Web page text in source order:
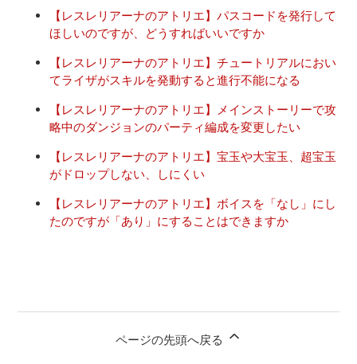
【レスレリアーナのアトリエ】パスコードを発行して
ほしいのですが、どうすればいいですか
【レスレリアーナのアトリエ】チュートリアルにおい
てライザがスキルを発動すると進行不能になる
【レスレリアーナのアトリエ】メインストーリーで攻
略中のダンジョンのパーティ編成を変更したい
【レスレリアーナのアトリエ】宝玉や大宝玉、超宝玉
がドロップしない、しにくい
【レスレリアーナのアトリエ】ボイスを「なし」にし
たのですが「あり」にすることはできますか
ページの先頭へ戻る